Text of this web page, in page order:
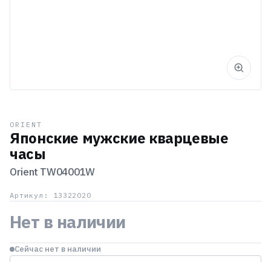
ORIENT
Японские мужские кварцевые
часы
Orient TW04001W
Артикул: 13322020
Нет в наличии
Сейчас нет в наличии